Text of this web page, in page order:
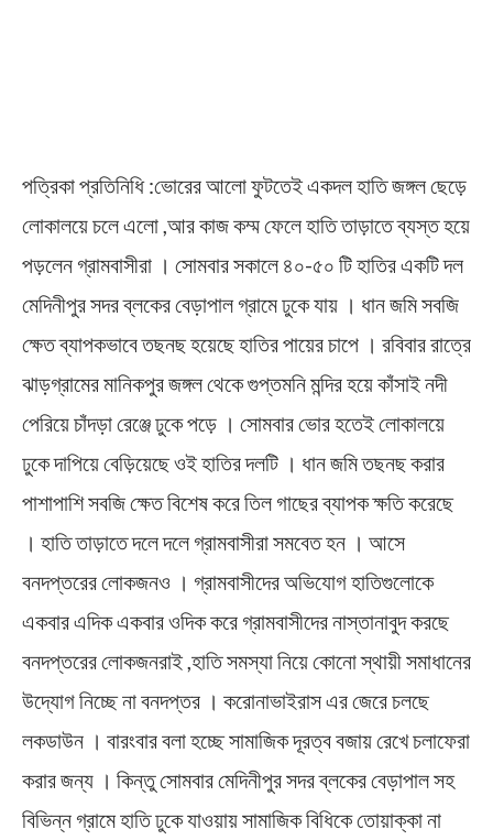
পত্রিকা প্রতিনিধি :ভোরের আলো ফুটতেই একদল হাতি জঙ্গল ছেড়ে
লোকালয়ে চলে এলো ,আর কাজ কম্ম ফেলে হাতি তাড়াতে ব্যস্ত হয়ে
পড়লেন গ্রামবাসীরা । সোমবার সকালে ৪০-৫০ টি হাতির একটি দল
মেদিনীপুর সদর ব্লকের বেড়াপাল গ্রামে ঢুকে যায় । ধান জমি সবজি
ক্ষেত ব্যাপকভাবে তছনছ হয়েছে হাতির পায়ের চাপে । রবিবার রাত্রে
ঝাড়গ্রামের মানিকপুর জঙ্গল থেকে গুপ্তমনি মন্দির হয়ে কাঁসাই নদী
পেরিয়ে চাঁদড়া রেঞ্জে ঢুকে পড়ে । সোমবার ভোর হতেই লোকালয়ে
ঢুকে দাপিয়ে বেড়িয়েছে ওই হাতির দলটি । ধান জমি তছনছ করার
পাশাপাশি সবজি ক্ষেত বিশেষ করে তিল গাছের ব্যাপক ক্ষতি করেছে
। হাতি তাড়াতে দলে দলে গ্রামবাসীরা সমবেত হন । আসে
বনদপ্তরের লোকজনও । গ্রামবাসীদের অভিযোগ হাতিগুলোকে
একবার এদিক একবার ওদিক করে গ্রামবাসীদের নাস্তানাবুদ করছে
বনদপ্তরের লোকজনরাই ,হাতি সমস্যা নিয়ে কোনো স্থায়ী সমাধানের
উদ্যোগ নিচ্ছে না বনদপ্তর । করোনাভাইরাস এর জেরে চলছে
লকডাউন । বারংবার বলা হচ্ছে সামাজিক দূরত্ব বজায় রেখে চলাফেরা
করার জন্য । কিন্তু সোমবার মেদিনীপুর সদর ব্লকের বেড়াপাল সহ
বিভিন্ন গ্রামে হাতি ঢুকে যাওয়ায় সামাজিক বিধিকে তোয়াক্কা না